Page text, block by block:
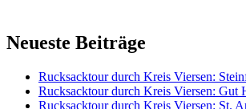
Neueste Beiträge
Rucksacktour durch Kreis Viersen:
Rucksacktour durch Kreis Viersen: Gut
Rucksacktour durch Kreis Viersen: St.